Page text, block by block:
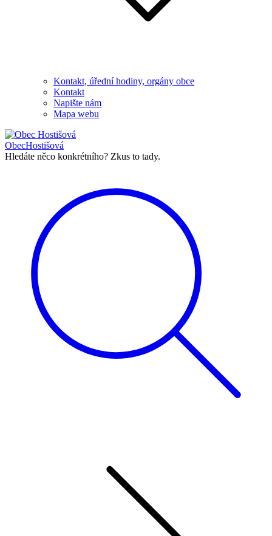
Kontakt, úřední hodiny, orgány obce
Kontakt
Napište nám
Mapa webu
ObecHostišová
Hledáte něco konkrétního? Zkus to tady.